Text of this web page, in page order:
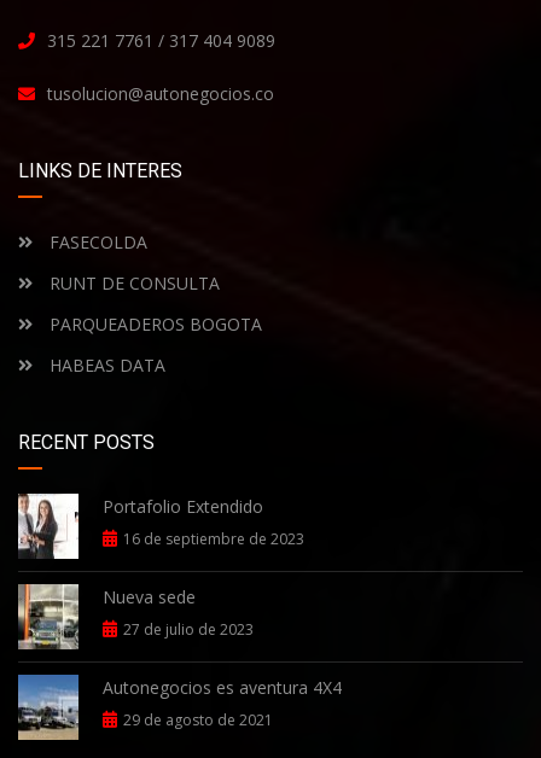
315 221 7761 / 317 404 9089
tusolucion@autonegocios.co
LINKS DE INTERES
FASECOLDA
RUNT DE CONSULTA
PARQUEADEROS BOGOTA
HABEAS DATA
RECENT POSTS
Portafolio Extendido
16 de septiembre de 2023
Nueva sede
27 de julio de 2023
Autonegocios es aventura 4X4
29 de agosto de 2021